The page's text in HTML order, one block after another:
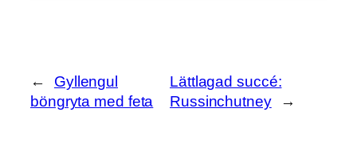
←
Gyllengul
böngryta med feta
Lättlagad succé:
Russinchutney
→